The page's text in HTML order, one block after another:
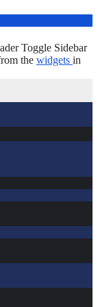
Toggle Sidebar
the widgets in